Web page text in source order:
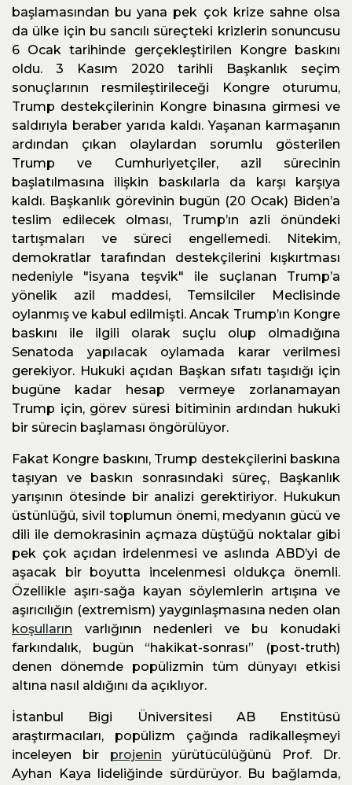
başlamasından bu yana pek çok krize sahne olsa
da ülke için bu sancılı süreçteki krizlerin sonuncusu
6 Ocak tarihinde gerçekleştirilen Kongre baskını
oldu. 3 Kasım 2020 tarihli Başkanlık seçim
sonuçlarının resmileştirileceği Kongre oturumu,
Trump destekçilerinin Kongre binasına girmesi ve
saldırıyla beraber yarıda kaldı. Yaşanan karmaşanın
ardından çıkan olaylardan sorumlu gösterilen
Trump ve Cumhuriyetçiler, azil sürecinin
başlatılmasına ilişkin baskılarla da karşı karşıya
kaldı. Başkanlık görevinin bugün (20 Ocak) Biden’a
teslim edilecek olması, Trump’ın azli önündeki
tartışmaları ve süreci engellemedi. Nitekim,
demokratlar tarafından destekçilerini kışkırtması
nedeniyle "isyana teşvik" ile suçlanan Trump’a
yönelik azil maddesi, Temsilciler Meclisinde
oylanmış ve kabul edilmişti. Ancak Trump’ın Kongre
baskını ile ilgili olarak suçlu olup olmadığına
Senatoda yapılacak oylamada karar verilmesi
gerekiyor. Hukuki açıdan Başkan sıfatı taşıdığı için
bugüne kadar hesap vermeye zorlanamayan
Trump için, görev süresi bitiminin ardından hukuki
bir sürecin başlaması öngörülüyor.
Fakat Kongre baskını, Trump destekçilerini baskına
taşıyan ve baskın sonrasındaki süreç, Başkanlık
yarışının ötesinde bir analizi gerektiriyor. Hukukun
üstünlüğü, sivil toplumun önemi, medyanın gücü ve
dili ile demokrasinin açmaza düştüğü noktalar gibi
pek çok açıdan irdelenmesi ve aslında ABD’yi de
aşacak bir boyutta incelenmesi oldukça önemli.
Özellikle aşırı-sağa kayan söylemlerin artışına ve
aşırıcılığın (extremism) yaygınlaşmasına neden olan
koşulların varlığının nedenleri ve bu konudaki
farkındalık, bugün “hakikat-sonrası” (post-truth)
denen dönemde popülizmin tüm dünyayı etkisi
altına nasıl aldığını da açıklıyor.
İstanbul Bigi Üniversitesi AB Enstitüsü
araştırmacıları, popülizm çağında radikalleşmeyi
inceleyen bir projenin yürütücülüğünü Prof. Dr.
Ayhan Kaya lideliğinde sürdürüyor. Bu bağlamda,